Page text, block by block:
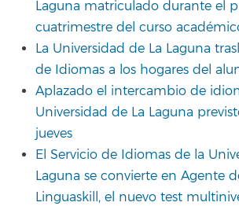
Laguna matriculado durante el
cuatrimestre del curso
La Universidad de La Laguna
de Idiomas a los hogares del
Aplazado el intercambio de
Universidad de La Laguna
jueves
El Servicio de Idiomas de la
Laguna se convierte en Agente
Linguaskill, el nuevo test